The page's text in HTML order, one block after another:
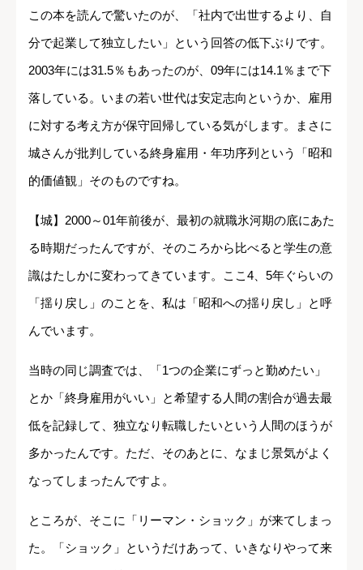
この本を読んで驚いたのが、「社内で出世するより、自
分で起業して独立したい」という回答の低下ぶりです。
2003年には31.5％もあったのが、09年には14.1％まで下
落している。いまの若い世代は安定志向というか、雇用
に対する考え方が保守回帰している気がします。まさに
城さんが批判している終身雇用・年功序列という「昭和
的価値観」そのものですね。
【城】2000～01年前後が、最初の就職氷河期の底にあた
る時期だったんですが、そのころから比べると学生の意
識はたしかに変わってきています。ここ4、5年ぐらいの
「揺り戻し」のことを、私は「昭和への揺り戻し」と呼
んでいます。
当時の同じ調査では、「1つの企業にずっと勤めたい」
とか「終身雇用がいい」と希望する人間の割合が過去最
低を記録して、独立なり転職したいという人間のほうが
多かったんです。ただ、そのあとに、なまじ景気がよく
なってしまったんですよ。
ところが、そこに「リーマン・ショック」が来てしまっ
た。「ショック」というだけあって、いきなりやって来